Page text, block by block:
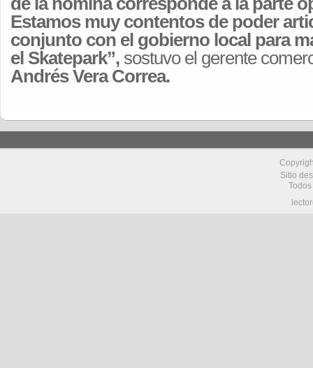
Estamos muy contentos de poder
conjunto con el gobierno local para
el Skatepark”, sostuvo el gerente
Andrés Vera Correa.
Sitio